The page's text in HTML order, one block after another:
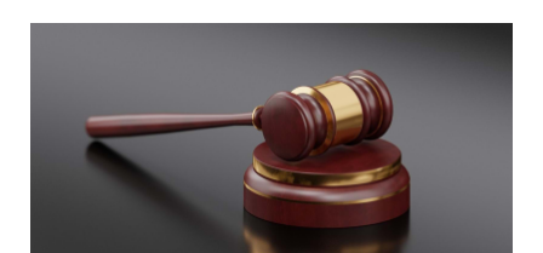
Newspaper